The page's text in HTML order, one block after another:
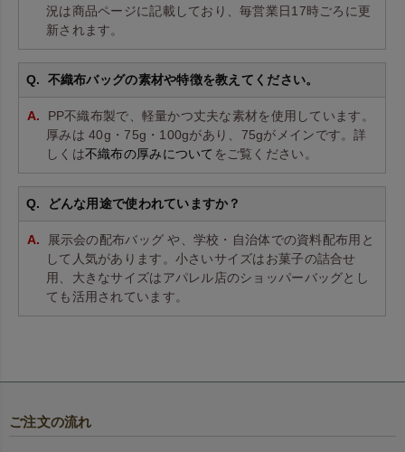
況は商品ページに記載しており、毎営業日17時ごろに更
新されます。
不織布バッグの素材や特徴を教えてください。
PP不織布製で、軽量かつ丈夫な素材を使用しています。
厚みは 40g・75g・100gがあり、75gがメインです。詳
しくは不織布の厚みについて をご覧ください。
どんな用途で使われていますか？
展示会の配布バッグ や、学校・自治体での資料配布用と
して人気があります。小さいサイズはお菓子の詰合せ
用、大きなサイズはアパレル店のショッパーバッグとし
ても活用されています。
ご注文の流れ